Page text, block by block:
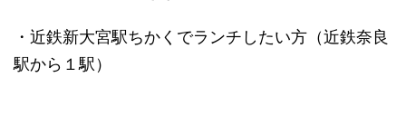
・近鉄新大宮駅ちかくでランチしたい方（近鉄奈良
駅から１駅）